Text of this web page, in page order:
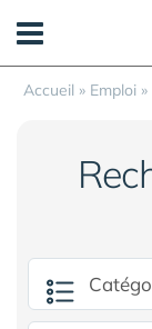
Accueil » Emploi »
Panneau de gestion